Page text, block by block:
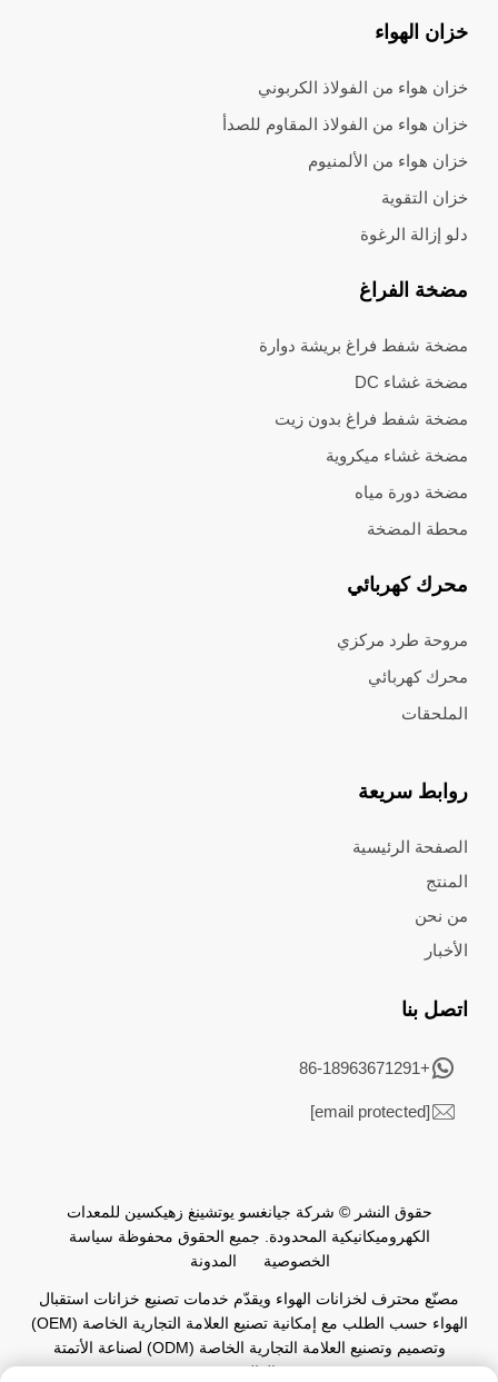
خزان الهواء
خزان هواء من الفولاذ الكربوني
خزان هواء من الفولاذ المقاوم للصدأ
خزان هواء من الألمنيوم
خزان التقوية
دلو إزالة الرغوة
مضخة الفراغ
مضخة شفط فراغ بريشة دوارة
مضخة غشاء DC
مضخة شفط فراغ بدون زيت
مضخة غشاء ميكروية
مضخة دورة مياه
محطة المضخة
محرك كهربائي
مروحة طرد مركزي
محرك كهربائي
الملحقات
روابط سريعة
الصفحة الرئيسية
المنتج
من نحن
الأخبار
اتصل بنا
+86-18963671291
[email protected]
حقوق النشر © شركة جيانغسو يوتشينغ زهيكسين للمعدات
الكهروميكانيكية المحدودة. جميع الحقوق محفوظة سياسة
الخصوصية
المدونة
مصنّع محترف لخزانات الهواء ويقدّم خدمات تصنيع خزانات استقبال
الهواء حسب الطلب مع إمكانية تصنيع العلامة التجارية الخاصة (OEM)
وتصميم وتصنيع العلامة التجارية الخاصة (ODM) لصناعة الأتمتة
العالمية.